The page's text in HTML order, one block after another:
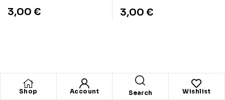
pour anticiper les
3,00 € 3,00 €
Shop Account Search Wishlist